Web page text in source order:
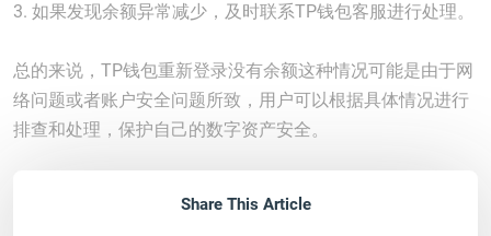
3. 如果发现余额异常减少，及时联系TP钱包客服进行处理。
总的来说，TP钱包重新登录没有余额这种情况可能是由于网
络问题或者账户安全问题所致，用户可以根据具体情况进行
排查和处理，保护自己的数字资产安全。
Share This Article